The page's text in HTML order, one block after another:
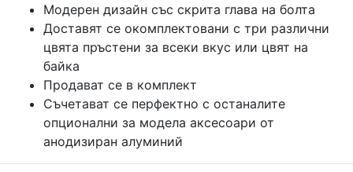
Модерен дизайн със скрита глава на болта
Доставят се окомплектовани с три различни
цвята пръстени за всеки вкус или цвят на
байка
Продават се в комплект
Съчетават се перфектно с останалите
опционални за модела аксесоари от
анодизиран алуминий